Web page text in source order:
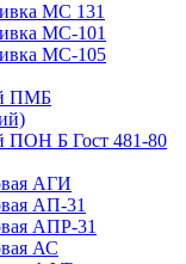
МС 131
МС-101
МС-105
ПМБ
ПОН Б Гост 481-80
АГИ
АП-31
АПР-31
АС